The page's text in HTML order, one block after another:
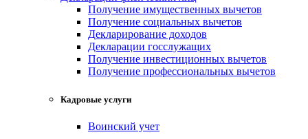
Получение имущественных вычетов
Получение социальных вычетов
Декларирование доходов
Декларации госслужащих
Получение инвестиционных вычетов
Получение профессиональных вычетов
Кадровые услуги
Воинский учет